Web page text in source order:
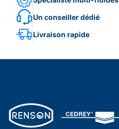
Un conseiller dédié
Livraison rapide